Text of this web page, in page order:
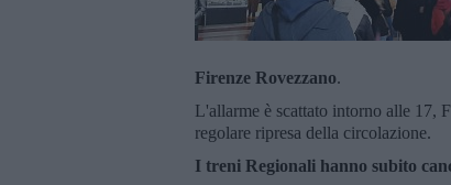
Firenze Rovezzano.
L'allarme è scattato intorno alle 17,
regolare ripresa della circolazione.
I treni Regionali hanno subito